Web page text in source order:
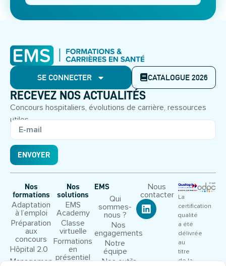
SE CONNECTER CATALOGUE 2026
RECEVEZ NOS ACTUALITÉS
Concours hospitaliers, évolutions de carrière, ressources
utiles.
ENVOYER
Nos
formations
Adaptation
à l’emploi
Préparation
aux
concours
Hôpital 2.0
Management
Nos
solutions
EMS
Academy
Classe
virtuelle
Formations
en
présentiel
EMS
Qui
sommes-
nous ?
Nos
engagements
Notre
équipe
Nos outils
Nous
contacter
La
certification
qualité
a été
délivrée
au
titre
de la